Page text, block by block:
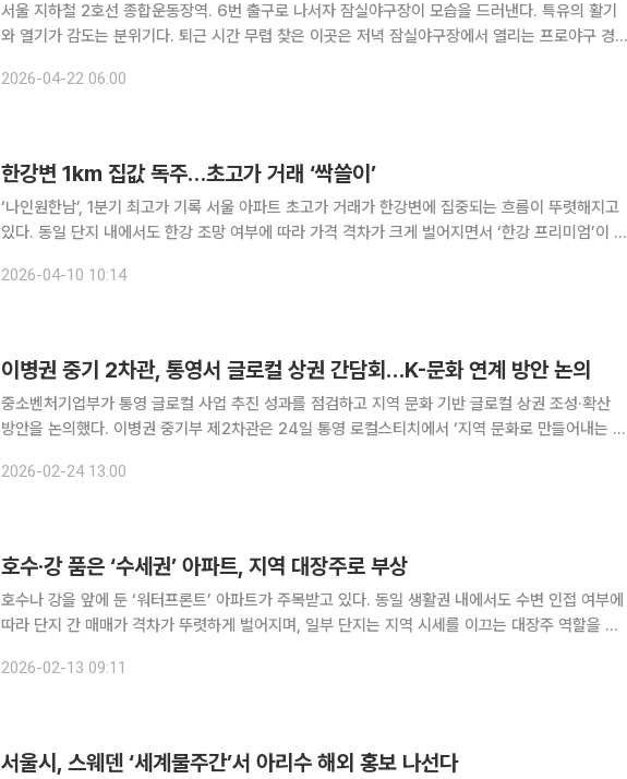
서울 지하철 2호선 종합운동장역. 6번 출구로 나서자 잠실야구장이 모습을 드러낸다. 특유의 활기
와 열기가 감도는 분위기다. 퇴근 시간 무렵 찾은 이곳은 저녁 잠실야구장에서 열리는 프로야구 경
경이다. 이 일대는 머잖아 다른 차원의 도시 풍경으로 바뀔 전망이다
2026-04-22 06:00
한강변 1km 집값 독주…초고가 거래 ‘싹쓸이’
‘나인원한남’, 1분기 최고가 기록 서울 아파트 초고가 거래가 한강변에 집중되는 흐름이 뚜렷해지고
있다. 동일 단지 내에서도 한강 조망 여부에 따라 가격 격차가 크게 벌어지면서 ‘한강 프리미엄’이 다
나왔다. 10일 부동산 빅데이터 플랫폼 아실에 따르면 1
2026-04-10 10:14
이병권 중기 2차관, 통영서 글로컬 상권 간담회…K-문화 연계 방안 논의
중소벤처기업부가 통영 글로컬 사업 추진 성과를 점검하고 지역 문화 기반 글로컬 상권 조성·확산
방안을 논의했다. 이병권 중기부 제2차관은 24일 통영 로컬스티치에서 ‘지역 문화로 만들어내는 글
향을 살폈다. 간담회에서는 △통영 식음료·공예·자연환경 기반 로컬
2026-02-24 13:00
호수·강 품은 ‘수세권’ 아파트, 지역 대장주로 부상
호수나 강을 앞에 둔 ‘워터프론트’ 아파트가 주목받고 있다. 동일 생활권 내에서도 수변 인접 여부에
따라 단지 간 매매가 격차가 뚜렷하게 벌어지며, 일부 단지는 지역 시세를 이끄는 대장주 역할을 하
크(2019년 12월 입주)’의 3.3㎡당 매매가는 345
2026-02-13 09:11
서울시, 스웨덴 ‘세계물주간’서 아리수 해외 홍보 나선다